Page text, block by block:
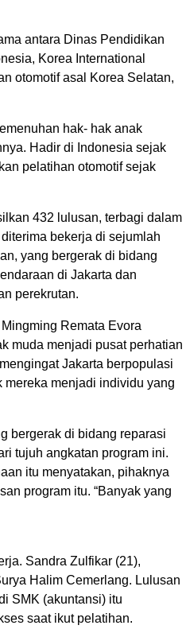
antara Dinas Pendidikan
Korea International
otomotif asal Korea Selatan,
hak- hak anak
Hadir di Indonesia sejak
pelatihan otomotif sejak
432 lulusan, terbagi dalam
bekerja di sejumlah
yang bergerak di bidang
di Jakarta dan
perekrutan.
Remata Evora
muda menjadi pusat perhatian
Jakarta berpopulasi
mereka menjadi individu yang
bergerak di bidang reparasi
tujuh angkatan program ini.
itu menyatakan, pihaknya
program itu. “Banyak yang
Sandra Zulfikar (21),
Halim Cemerlang. Lulusan
SMK (akuntansi) itu
saat ikut pelatihan.